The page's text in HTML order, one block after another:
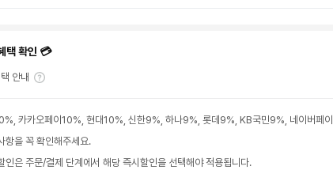
택 확인 💳
안내
카카오페이10%, 현대10%, 신한9%, 하나9%, 롯데9%, KB국민9%, 네이버페
항을 꼭 확인해주세요.
인은 주문/결제 단계에서 해당 즉시할인을 선택해야 적용됩니다.